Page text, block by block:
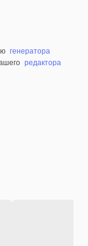
генератора
редактора